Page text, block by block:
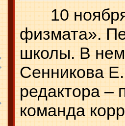
10 ноября
физмата».
школы. В
Сенникова
редактора –
команда